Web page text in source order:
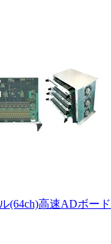
(64ch)高速ADボー